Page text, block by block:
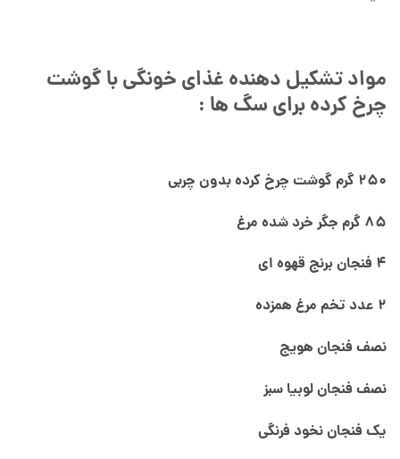
مواد تشکیل دهنده غذای خونگی با گوشت
چرخ کرده برای سگ ها :
250 گرم گوشت چرخ کرده بدون چربی
85 گرم جگر خرد شده مرغ
4 فنجان برنج قهوه ای
2 عدد تخم مرغ همزده
نصف فنجان هویج
نصف فنجان لوبیا سبز
یک فنجان نخود فرنگی